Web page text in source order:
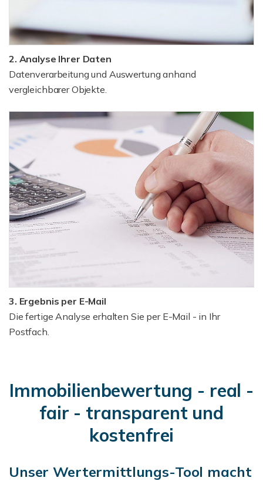
2. Analyse Ihrer Daten
Datenverarbeitung und Auswertung anhand
vergleichbarer Objekte.
3. Ergebnis per E-Mail
Die fertige Analyse erhalten Sie per E-Mail - in Ihr
Postfach.
Immobilienbewertung - real -
fair - transparent und
kostenfrei
Unser Wertermittlungs-Tool macht